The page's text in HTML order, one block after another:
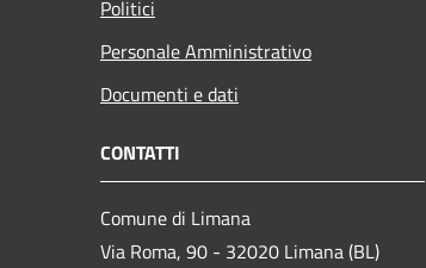
Politici
Personale Amministrativo
Documenti e dati
CONTATTI
Comune di Limana
Via Roma, 90 - 32020 Limana (BL)